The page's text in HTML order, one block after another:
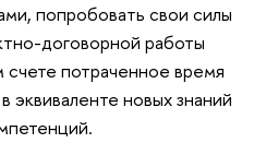
попробовать свои силы
договорной работы
потраченное время
эквиваленте новых знаний